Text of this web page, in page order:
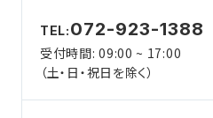
TEL:072-923-1388
受付時間: 09:00 ~ 17:00
（土・日・祝日を除く）